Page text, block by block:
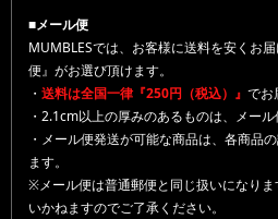
■メール便
MUMBLESでは、お客様に送料を安くお
便』がお選び頂けます。
・ 送料は全国一律『250円（税込）』 でお
・2.1cm以上の厚みのあるものは、メール
・メール便発送が可能な商品は、各商品
ます。
※メール便は普通郵便と同じ扱いになり
いかねますのでご了承ください。